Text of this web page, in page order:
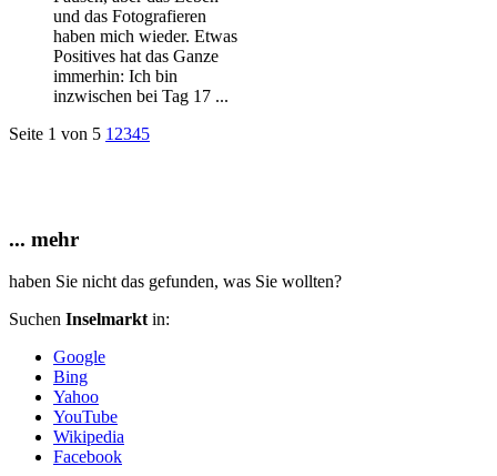
und das Fotografieren
haben mich wieder. Etwas
Positives hat das Ganze
immerhin: Ich bin
inzwischen bei Tag 17 ...
Seite 1 von 5 12345
... mehr
haben Sie nicht das gefunden, was Sie wollten?
Suchen Inselmarkt in:
Google
Bing
Yahoo
YouTube
Wikipedia
Facebook